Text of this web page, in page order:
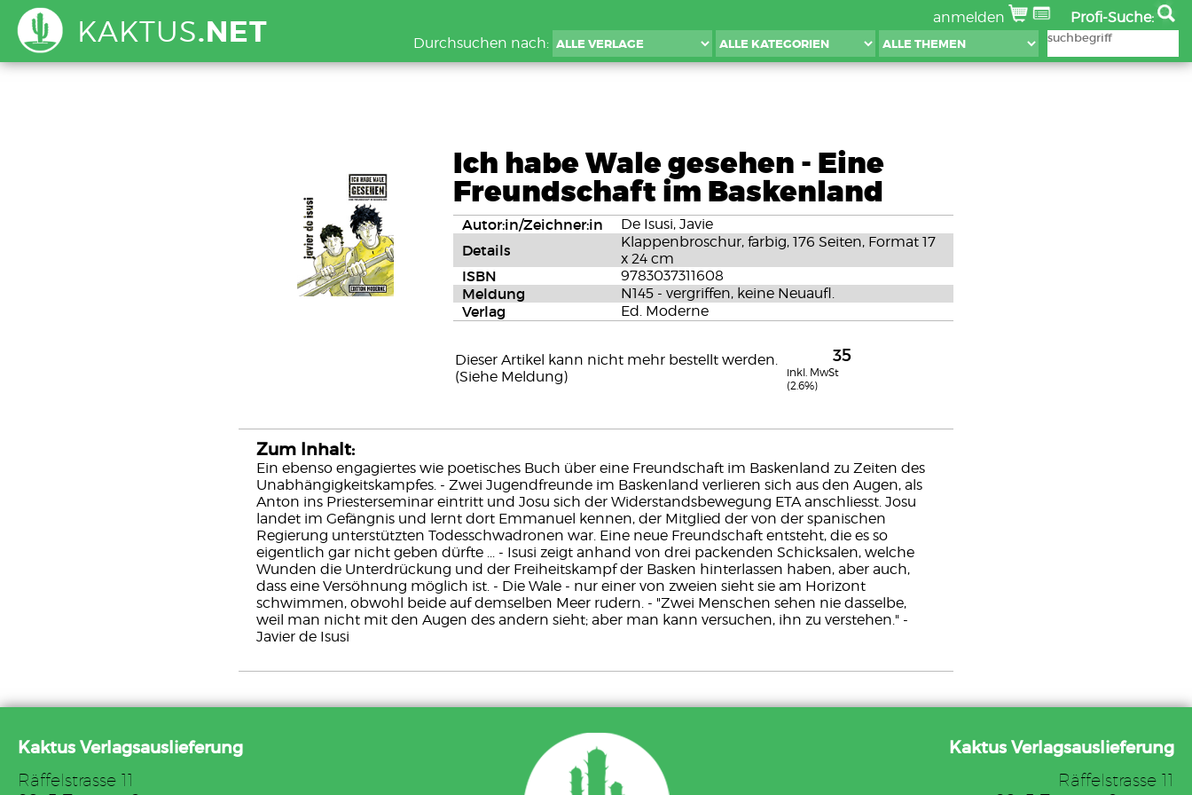
KAKTUS.NET anmelden
Profi-Suche:
Durchsuchen nach:
Ich habe Wale gesehen - Eine
Freundschaft im Baskenland
Autor:in/Zeichner:in De Isusi, Javie
Details
Klappenbroschur, farbig, 176 Seiten, Format 17
x 24 cm
ISBN 9783037311608
Meldung N145 - vergriffen, keine Neuaufl.
Verlag Ed. Moderne
Dieser Artikel kann nicht mehr bestellt werden.
(Siehe Meldung)
35
inkl. MwSt
(2.6%)
Zum Inhalt:
Ein ebenso engagiertes wie poetisches Buch über eine Freundschaft im Baskenland zu Zeiten des
Unabhängigkeitskampfes. - Zwei Jugendfreunde im Baskenland verlieren sich aus den Augen, als
Anton ins Priesterseminar eintritt und Josu sich der Widerstandsbewegung ETA anschliesst. Josu
landet im Gefängnis und lernt dort Emmanuel kennen, der Mitglied der von der spanischen
Regierung unterstützten Todesschwadronen war. Eine neue Freundschaft entsteht, die es so
eigentlich gar nicht geben dürfte ... - Isusi zeigt anhand von drei packenden Schicksalen, welche
Wunden die Unterdrückung und der Freiheitskampf der Basken hinterlassen haben, aber auch,
dass eine Versöhnung möglich ist. - Die Wale - nur einer von zweien sieht sie am Horizont
schwimmen, obwohl beide auf demselben Meer rudern. - "Zwei Menschen sehen nie dasselbe,
weil man nicht mit den Augen des andern sieht; aber man kann versuchen, ihn zu verstehen." -
Javier de Isusi
Kaktus Verlagsauslieferung
Räffelstrasse 11
Kaktus Verlagsauslieferung
Räffelstrasse 11